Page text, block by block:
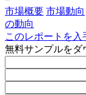
市場概要 市場動向
の動向
このレポートを入
無料サンプルをダ